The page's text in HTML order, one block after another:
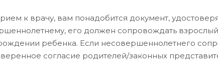
к врачу, вам понадобится документ,
его должен сопровождать
ребенка. Если несовершеннолетнего
согласие родителей/законных